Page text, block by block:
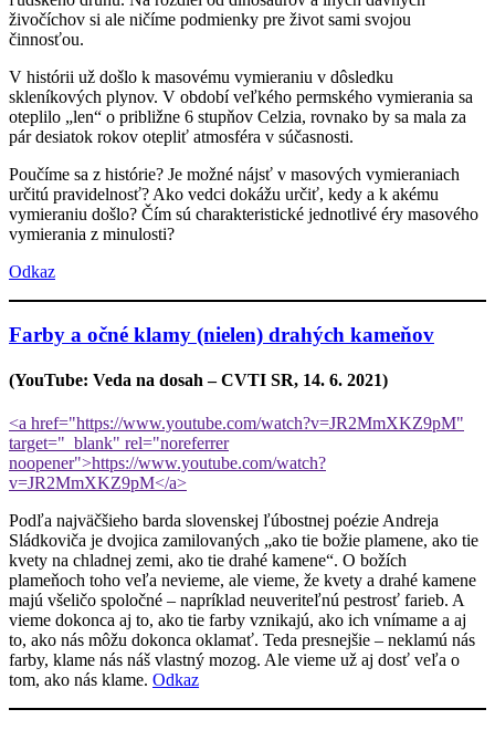
živočíchov si ale ničíme podmienky pre život sami svojou
činnosťou.
V histórii už došlo k masovému vymieraniu v dôsledku
skleníkových plynov. V období veľkého permského vymierania sa
oteplilo „len“ o približne 6 stupňov Celzia, rovnako by sa mala za
pár desiatok rokov otepliť atmosféra v súčasnosti.
Poučíme sa z histórie? Je možné nájsť v masových vymieraniach
určitú pravidelnosť? Ako vedci dokážu určiť, kedy a k akému
vymieraniu došlo? Čím sú charakteristické jednotlivé éry masového
vymierania z minulosti?
Odkaz
Farby a očné klamy (nielen) drahých kameňov
(YouTube: Veda na dosah – CVTI SR, 14. 6. 2021)
<a href="https://www.youtube.com/watch?v=JR2MmXKZ9pM"
target="_blank" rel="noreferrer
noopener">https://www.youtube.com/watch?
v=JR2MmXKZ9pM</a>
Podľa najväčšieho barda slovenskej ľúbostnej poézie Andreja
Sládkoviča je dvojica zamilovaných „ako tie božie plamene, ako tie
kvety na chladnej zemi, ako tie drahé kamene“. O božích
plameňoch toho veľa nevieme, ale vieme, že kvety a drahé kamene
majú všeličo spoločné – napríklad neuveriteľnú pestrosť farieb. A
vieme dokonca aj to, ako tie farby vznikajú, ako ich vnímame a aj
to, ako nás môžu dokonca oklamať. Teda presnejšie – neklamú nás
farby, klame nás náš vlastný mozog. Ale vieme už aj dosť veľa o
tom, ako nás klame. Odkaz